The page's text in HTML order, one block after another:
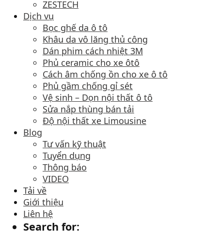
ZESTECH
Dịch vụ
Bọc ghế da ô tô
Khâu da vô lăng thủ công
Dán phim cách nhiệt 3M
Phủ ceramic cho xe ôtô
Cách âm chống ồn cho xe ô tô
Phủ gầm chống gỉ sét
Vệ sinh – Dọn nội thất ô tô
Sửa nắp thùng bán tải
Độ nội thất xe Limousine
Blog
Tư vấn kỹ thuật
Tuyển dụng
Thông báo
VIDEO
Tải về
Giới thiệu
Liên hệ
Search for: